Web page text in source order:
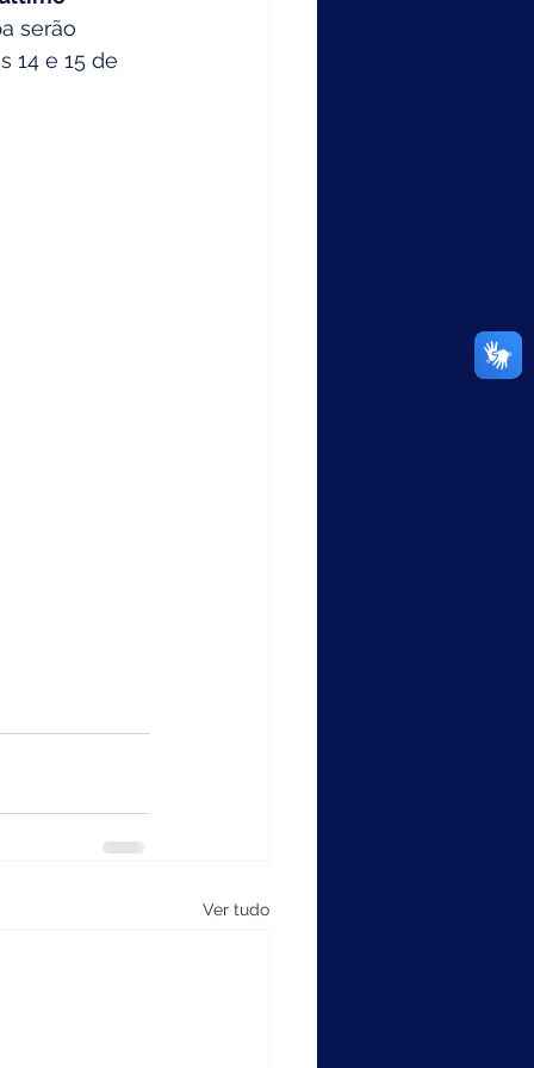
serão
14 e 15 de
Ver tudo